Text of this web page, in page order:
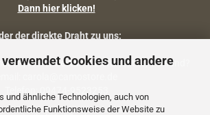
Cookies und andere
und ähnliche Technologien, auch von
Funktionsweise der Website zu
Dann hier klicken!
der direkte Draht zu uns:
Warenbestand, Lieferstatus, Versand?
Telefon: 09474-9523253